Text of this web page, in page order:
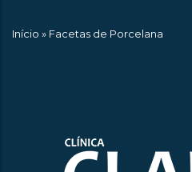
Início » Facetas de Porcelana